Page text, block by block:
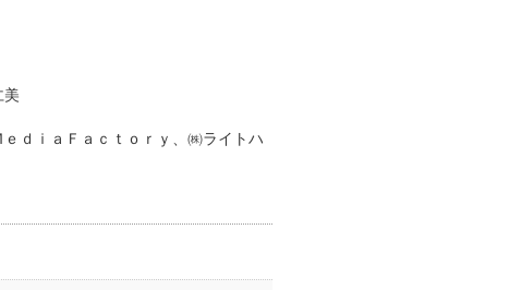
ｄｉａＦａｃｔｏｒｙ、㈱ライトハ